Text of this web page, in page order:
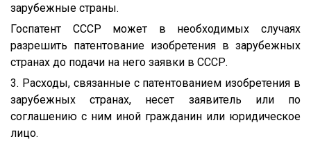
зарубежные страны.
Госпатент СССР может в необходимых случаях
разрешить патентование изобретения в зарубежных
странах до подачи на него заявки в СССР.
3. Расходы, связанные с патентованием изобретения в
зарубежных странах, несет заявитель или по
соглашению с ним иной гражданин или юридическое
лицо.